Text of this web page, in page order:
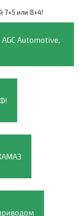
7+5 или 8+4!
AGC Automotive,